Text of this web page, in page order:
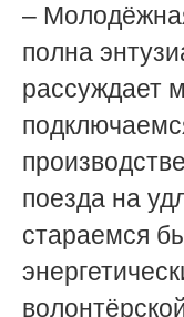
–
полна
рассуждает
поезда на
стараемся